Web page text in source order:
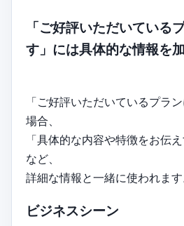
「ご好評いただいている
す」には具体的な情報を
「ご好評いただいているプラ
場合、
「具体的な内容や特徴をお伝え
など、
詳細な情報と一緒に使われます
ビジネスシーン